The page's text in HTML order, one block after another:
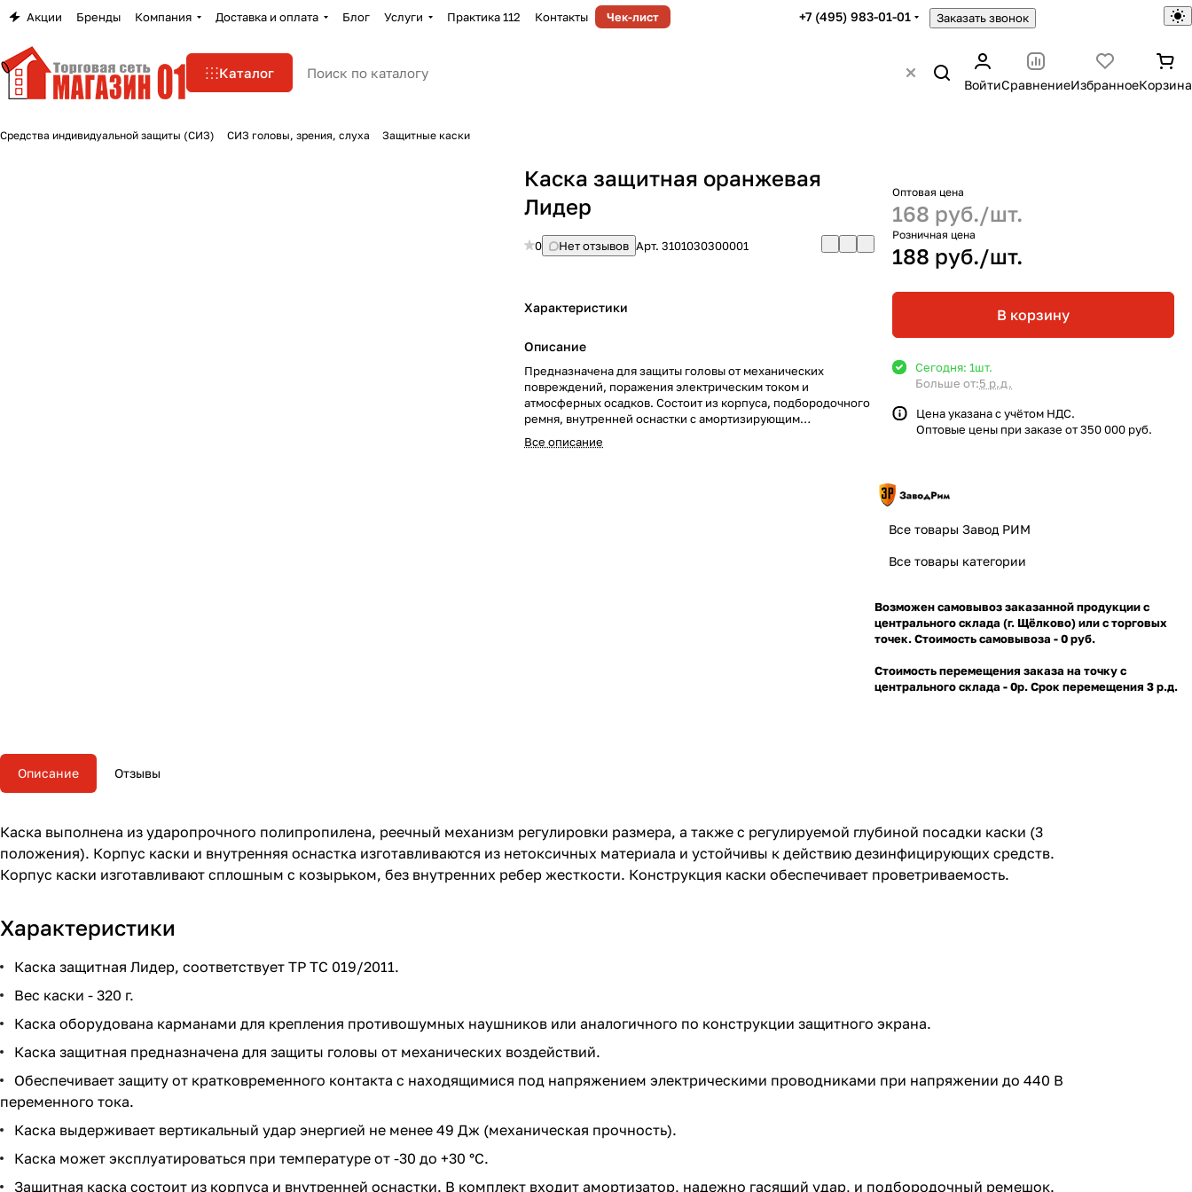
Акции Бренды Компания Доставка и оплата Блог Услуги Практика 112 Контакты Чек-лист +7 (495) 983-01-01 Заказать звонок
Каталог
ВойтиСравнениеИзбранноеКорзина
Средства индивидуальной защиты (СИЗ) СИЗ головы, зрения, слуха Защитные каски
Каска защитная оранжевая
Лидер
0 Нет отзывов Арт.3101030300001
Характеристики
Описание
Предназначена для защиты головы от механических
повреждений, поражения электрическим током и
атмосферных осадков. Состоит из корпуса, подбородочного
ремня, внутренней оснастки с амортизирующим
устройством.
Все описание
Оптовая цена
168 руб./шт.
Розничная цена
188 руб./шт.
В корзину
Сегодня: 1шт.
Больше от:5 р.д.
Цена указана с учётом НДС.
Оптовые цены при заказе от 350 000 руб.
Все товары Завод РИМ
Все товары категории
Возможен самовывоз заказанной продукции с
центрального склада (г. Щёлково) или с торговых
точек. Стоимость самовывоза - 0 руб.
Стоимость перемещения заказа на точку с
центрального склада - 0р. Срок перемещения 3 р.д.
Описание Отзывы
Каска выполнена из ударопрочного полипропилена, реечный механизм регулировки размера, а также с регулируемой глубиной посадки каски (3
положения). Корпус каски и внутренняя оснастка изготавливаются из нетоксичных материала и устойчивы к действию дезинфицирующих средств.
Корпус каски изготавливают сплошным с козырьком, без внутренних ребер жесткости. Конструкция каски обеспечивает проветриваемость.
Характеристики
Каска защитная Лидер, соответствует ТР ТС 019/2011.
Вес каски - 320 г.
Каска оборудована карманами для крепления противошумных наушников или аналогичного по конструкции защитного экрана.
Каска защитная предназначена для защиты головы от механических воздействий.
Обеспечивает защиту от кратковременного контакта с находящимися под напряжением электрическими проводниками при напряжении до 440 В
переменного тока.
Каска выдерживает вертикальный удар энергией не менее 49 Дж (механическая прочность).
Каска может эксплуатироваться при температуре от -30 до +30 °C.
Защитная каска состоит из корпуса и внутренней оснастки. В комплект входит амортизатор, надежно гасящий удар, и подбородочный ремешок.